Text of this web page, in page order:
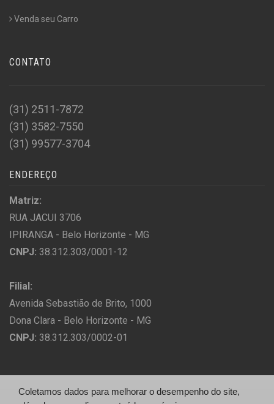
Venda seu Carro
CONTATO
(31) 2511-7872
(31) 3582-7550
(31) 99577-3704
ENDEREÇO
Matriz:
RUA JACUI 3706
IPIRANGA - Belo Horizonte - MG
CNPJ: 38.312.303/0001-12
Filial:
Avenida Sebastião de Brito, 1000
Dona Clara - Belo Horizonte - MG
CNPJ: 38.312.303/0002-01
Coletamos dados para melhorar o desempenho do site,